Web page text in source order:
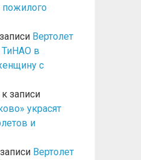
пожилого
Вертолет
ТиНАО в
с
к записи
украсят
и
Вертолет